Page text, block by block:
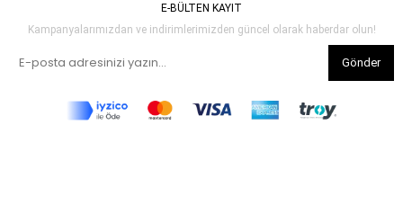
E-BÜLTEN KAYIT
Kampanyalarımızdan ve indirimlerimizden güncel olarak haberdar olun!
Gönder